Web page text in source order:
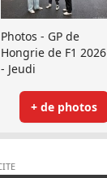
Photos - GP de
Hongrie de F1 2026
- Jeudi
+ de photos